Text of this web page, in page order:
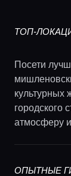
ТОП-
Посети
культурных
городского
атмосферу
ОПЫТНЫЕ